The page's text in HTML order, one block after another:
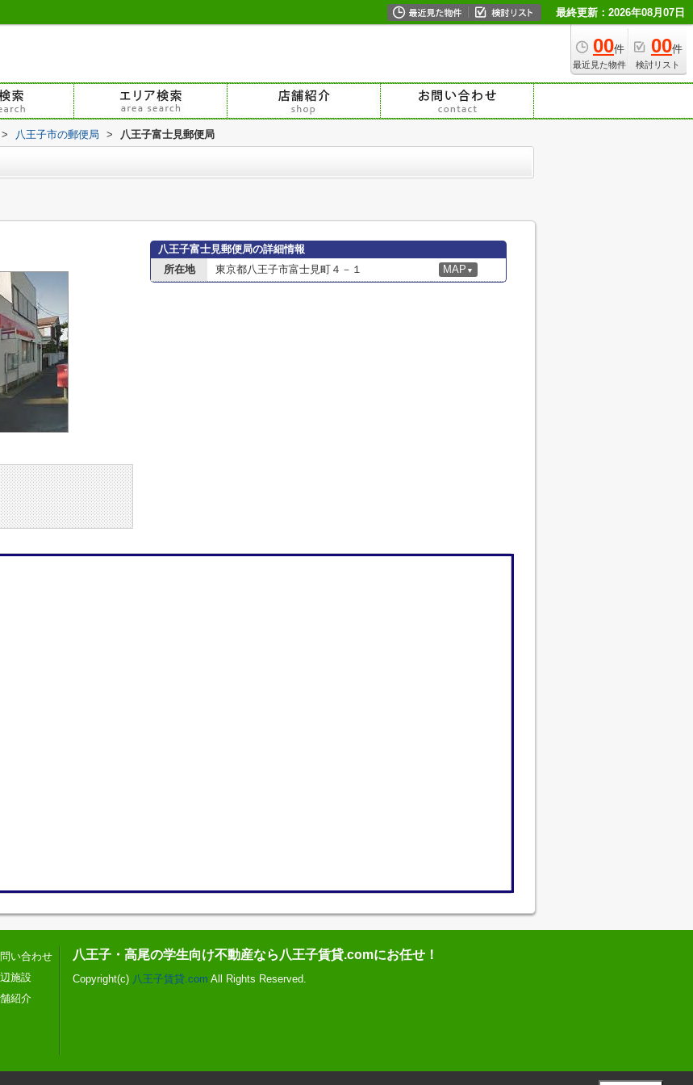
最終更新：2026年08月07日
00件
最近見た物件
00件
検討リスト
> 八王子市の郵便局 > 八王子富士見郵便局
八王子富士見郵便局の詳細情報
所在地
東京都八王子市富士見町４－１ MAP ▼
い合わせ
施設
紹介
八王子・高尾の学生向け不動産なら八王子賃貸.comにお任せ！
Copyright(c) 八王子賃貸.com All Rights Reserved.